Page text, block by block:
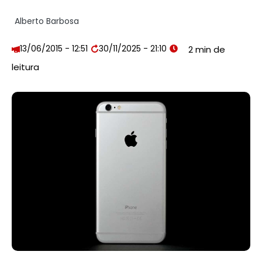
Alberto Barbosa
13/06/2015 - 12:51 30/11/2025 - 21:10